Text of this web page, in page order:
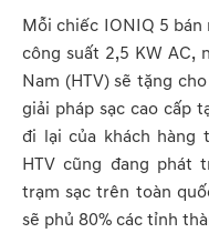
Mỗi chiếc IONIQ 5
công suất 2,5 KW AC,
Nam (HTV) sẽ tặng
giải pháp sạc cao cấp
đi lại của khách hàng
HTV cũng đang phát
trạm sạc trên toàn
sẽ phủ 80% các tỉnh